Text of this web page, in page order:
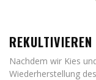
REKULTIVIEREN
Nachdem wir Kies
Wiederherstellung